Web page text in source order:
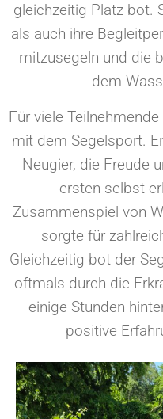
gleichzeitig Platz bot.
als auch ihre
mitzusegeln und die
dem
Für viele
mit dem Segelsport.
Neugier, die Freude
ersten selbst
Zusammenspiel von
sorgte für
Gleichzeitig bot der
oftmals durch die
einige Stunden
positive